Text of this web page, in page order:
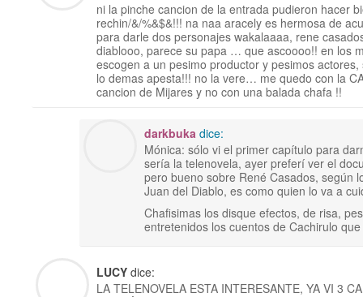
ni la pinche cancion de la entrada pudieron hacer
rechin/&/%&$&!!! na naa aracely es hermosa de
para darle dos personajes wakalaaaa, rene
diablooo, parece su papa … que ascoooo!! en los
escogen a un pesimo productor y pesimos
lo demas apesta!!! no la vere… me quedo con la
cancion de Mijares y no con una balada chafa !!
darkbuka dice:
Mónica: sólo vi el primer capítulo para
sería la telenovela, ayer preferí ver el
pero bueno sobre René Casados, según
Juan del Diablo, es como quien lo va a
Chafisimas los disque efectos, de risa,
entretenidos los cuentos de Cachirulo
LUCY dice:
LA TELENOVELA ESTA INTERESANTE, YA VI 3